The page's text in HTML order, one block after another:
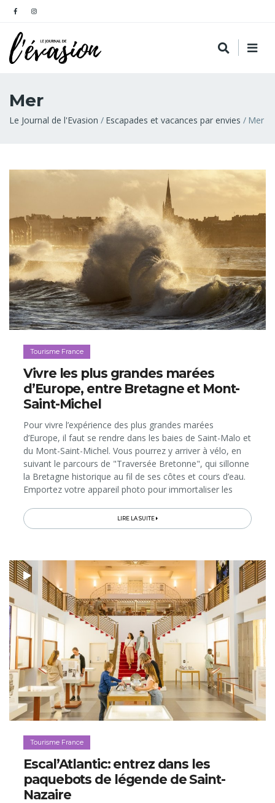
Mer
Fil
Le Journal de l'Evasion Escapades et vacances par envies Mer
Tourisme France
Vivre les plus grandes marées
d’Europe, entre Bretagne et Mont-
Saint-Michel
Pour vivre l’expérience des plus grandes marées
d’Europe, il faut se rendre dans les baies de Saint-Malo et
du Mont-Saint-Michel. Vous pourrez y arriver à vélo, en
suivant le parcours de "Traversée Bretonne", qui sillonne
la Bretagne historique au fil de ses côtes et cours d’eau.
Emportez votre appareil photo pour immortaliser les
LIRE LA SUITE
Tourisme France
Escal’Atlantic: entrez dans les
paquebots de légende de Saint-
Nazaire